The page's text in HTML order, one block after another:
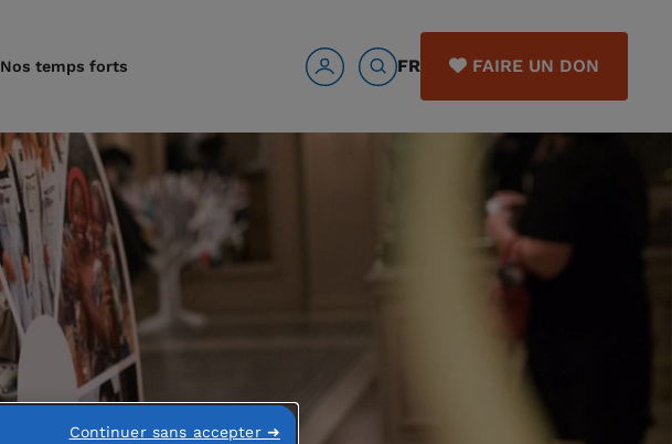
Nos temps forts FR FAIRE UN DON
Continuer sans accepter ➜